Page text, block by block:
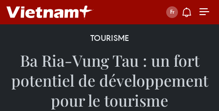
TOURISME
Ba Ria-Vung Tau : un fort
potentiel de développement
pour le tourisme